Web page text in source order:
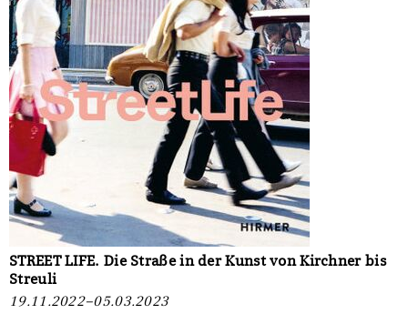
STREET LIFE. Die Straße in der Kunst von Kirchner bis
Streuli
19.11.2022–05.03.2023